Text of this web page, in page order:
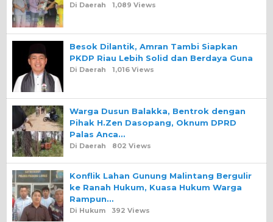
Di Daerah 1,089 Views
Besok Dilantik, Amran Tambi Siapkan
PKDP Riau Lebih Solid dan Berdaya Guna
Di Daerah 1,016 Views
Warga Dusun Balakka, Bentrok dengan
Pihak H.Zen Dasopang, Oknum DPRD
Palas Anca…
Di Daerah 802 Views
Konflik Lahan Gunung Malintang Bergulir
ke Ranah Hukum, Kuasa Hukum Warga
Rampun…
Di Hukum 392 Views